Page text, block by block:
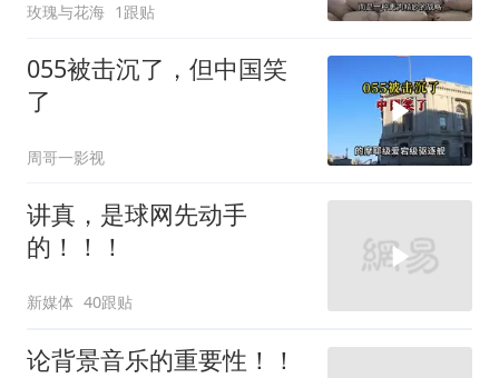
玫瑰与花海 1跟贴
055被击沉了，但中国笑
了
周哥一影视
讲真，是球网先动手
的！！！
新媒体 40跟贴
论背景音乐的重要性！！